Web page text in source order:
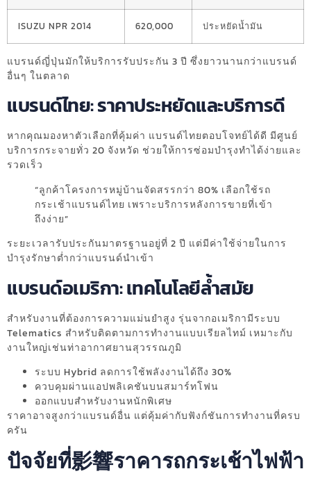
ISUZU NPR 2014 620,000 ประหยัดน้ำมัน
แบรนด์ญี่ปุ่นมักให้บริการรับประกัน 3 ปี ซึ่งยาวนานกว่าแบรนด์
อื่นๆ ในตลาด
แบรนด์ไทย: ราคาประหยัดและบริการดี
หากคุณมองหาตัวเลือกที่คุ้มค่า แบรนด์ไทยตอบโจทย์ได้ดี มีศูนย์
บริการกระจายทั่ว 20 จังหวัด ช่วยให้การซ่อมบำรุงทำได้ง่ายและ
รวดเร็ว
“ลูกค้าโครงการหมู่บ้านจัดสรรกว่า 80% เลือกใช้รถ
กระเช้าแบรนด์ไทย เพราะบริการหลังการขายที่เข้า
ถึงง่าย”
ระยะเวลารับประกันมาตรฐานอยู่ที่ 2 ปี แต่มีค่าใช้จ่ายในการ
บำรุงรักษาต่ำกว่าแบรนด์นำเข้า
แบรนด์อเมริกา: เทคโนโลยีล้ำสมัย
สำหรับงานที่ต้องการความแม่นยำสูง รุ่นจากอเมริกามีระบบ
Telematics สำหรับติดตามการทำงานแบบเรียลไทม์ เหมาะกับ
งานใหญ่เช่นท่าอากาศยานสุวรรณภูมิ
ระบบ Hybrid ลดการใช้พลังงานได้ถึง 30%
ควบคุมผ่านแอปพลิเคชันบนสมาร์ทโฟน
ออกแบบสำหรับงานหนักพิเศษ
ราคาอาจสูงกว่าแบรนด์อื่น แต่คุ้มค่ากับฟังก์ชันการทำงานที่ครบ
ครัน
ปัจจัยที่影響ราคารถกระเช้าไฟฟ้า